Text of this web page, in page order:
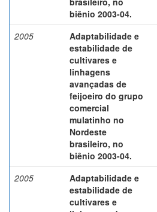
biênio 2003-04.
2005
Adaptabilidade e
estabilidade de
cultivares e
linhagens
avançadas de
feijoeiro do grupo
comercial
mulatinho no
Nordeste
brasileiro, no
biênio 2003-04.
2005
Adaptabilidade e
estabilidade de
cultivares e